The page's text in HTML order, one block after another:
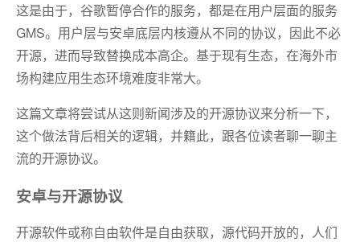
这是由于，谷歌暂停合作的服务，都是在用户层面的服务
GMS。用户层与安卓底层内核遵从不同的协议，因此不必
开源，进而导致替换成本高企。基于现有生态，在海外市
场构建应用生态环境难度非常大。
这篇文章将尝试从这则新闻涉及的开源协议来分析一下，
这个做法背后相关的逻辑，并籍此，跟各位读者聊一聊主
流的开源协议。
安卓与开源协议
开源软件或称自由软件是自由获取，源代码开放的，人们